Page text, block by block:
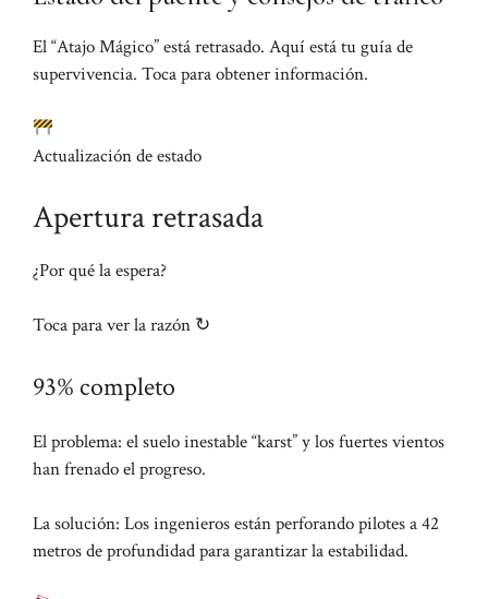
El “Atajo Mágico” está retrasado. Aquí está tu guía de
supervivencia. Toca para obtener información.
Actualización de estado
Apertura retrasada
¿Por qué la espera?
Toca para ver la razón ↻
93% completo
El problema: el suelo inestable “karst” y los fuertes vientos
han frenado el progreso.
La solución: Los ingenieros están perforando pilotes a 42
metros de profundidad para garantizar la estabilidad.